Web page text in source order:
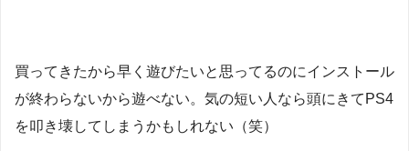
買ってきたから早く遊びたいと思ってるのにインストール
が終わらないから遊べない。気の短い人なら頭にきてPS4
を叩き壊してしまうかもしれない（笑）